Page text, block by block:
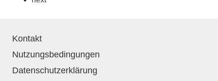
Kontakt
Nutzungsbedingungen
Datenschutzerklärung